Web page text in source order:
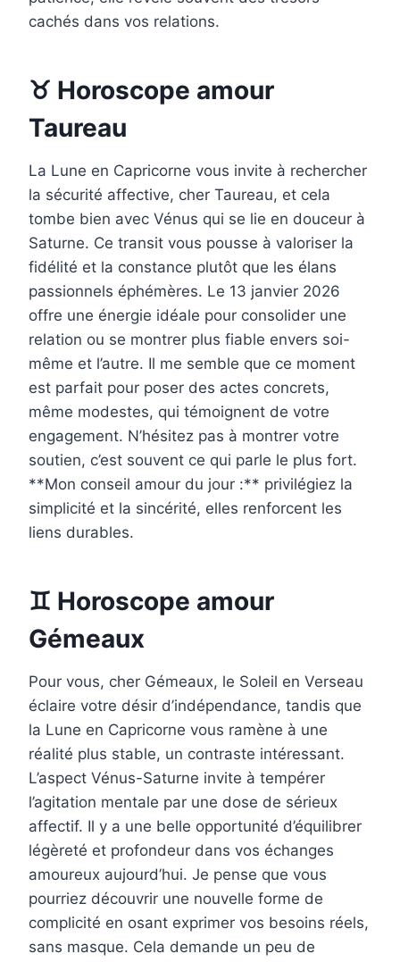
cachés dans vos relations.
♉ Horoscope amour
Taureau
La Lune en Capricorne vous invite à rechercher
la sécurité affective, cher Taureau, et cela
tombe bien avec Vénus qui se lie en douceur à
Saturne. Ce transit vous pousse à valoriser la
fidélité et la constance plutôt que les élans
passionnels éphémères. Le 13 janvier 2026
offre une énergie idéale pour consolider une
relation ou se montrer plus fiable envers soi-
même et l’autre. Il me semble que ce moment
est parfait pour poser des actes concrets,
même modestes, qui témoignent de votre
engagement. N’hésitez pas à montrer votre
soutien, c’est souvent ce qui parle le plus fort.
**Mon conseil amour du jour :** privilégiez la
simplicité et la sincérité, elles renforcent les
liens durables.
♊ Horoscope amour
Gémeaux
Pour vous, cher Gémeaux, le Soleil en Verseau
éclaire votre désir d’indépendance, tandis que
la Lune en Capricorne vous ramène à une
réalité plus stable, un contraste intéressant.
L’aspect Vénus-Saturne invite à tempérer
l’agitation mentale par une dose de sérieux
affectif. Il y a une belle opportunité d’équilibrer
légèreté et profondeur dans vos échanges
amoureux aujourd’hui. Je pense que vous
pourriez découvrir une nouvelle forme de
complicité en osant exprimer vos besoins réels,
sans masque. Cela demande un peu de